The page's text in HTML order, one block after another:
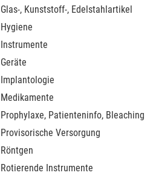
Glas-, Kunststoff-, Edelstahlartikel
Hygiene
Instrumente
Geräte
Implantologie
Medikamente
Prophylaxe, Patienteninfo, Bleaching
Provisorische Versorgung
Röntgen
Rotierende Instrumente